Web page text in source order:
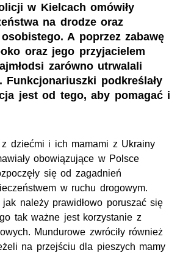
w Kielcach omówiły
na drodze oraz
A poprzez zabawę
oraz jego przyjacielem
zarówno utrwalali
Funkcjonariuszki podkreślały
jest od tego, aby pomagać i
z dziećmi i ich mamami z Ukrainy
obowiązujące w Polsce
się od zagadnień
w ruchu drogowym.
jak należy prawidłowo poruszać się
tak ważne jest korzystanie z
Mundurowe zwróciły również
na przejściu dla pieszych mamy